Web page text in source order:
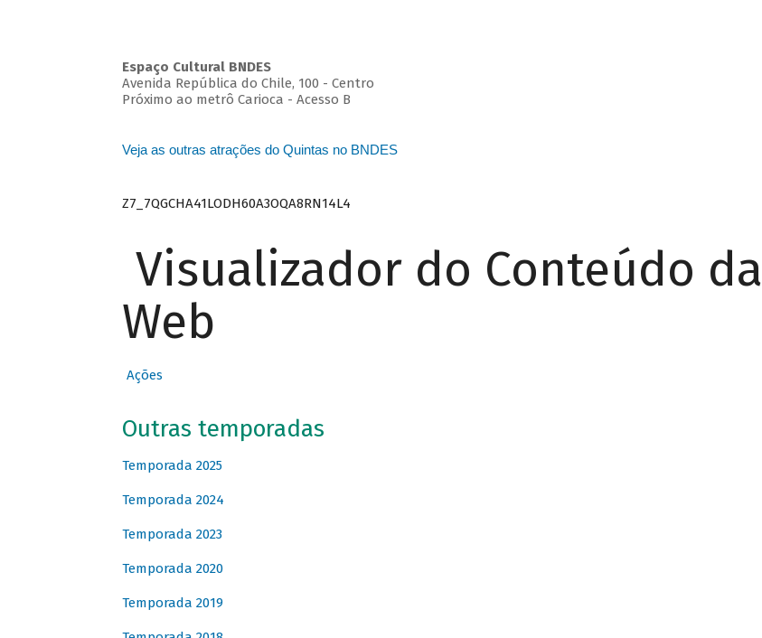
Espaço Cultural BNDES
Avenida República do Chile, 100 - Centro
Próximo ao metrô Carioca - Acesso B
Veja as outras atrações do Quintas no BNDES
Z7_7QGCHA41LODH60A3OQA8RN14L4
Visualizador do Conteúdo da
Web
Ações
Outras temporadas
Temporada 2025
Temporada 2024
Temporada 2023
Temporada 2020
Temporada 2019